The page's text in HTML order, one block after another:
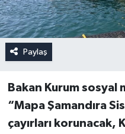
Paylaş
Bakan Kurum sosyal
“Mapa Şamandıra
çayırları korunacak,